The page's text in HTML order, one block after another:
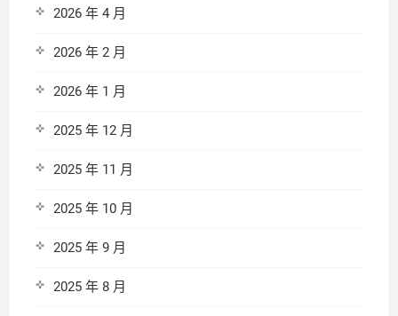
2026 年 4 月
2026 年 2 月
2026 年 1 月
2025 年 12 月
2025 年 11 月
2025 年 10 月
2025 年 9 月
2025 年 8 月